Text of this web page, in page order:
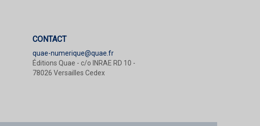
CONTACT
quae-numerique@quae.fr
Éditions Quae - c/o INRAE RD 10 -
78026 Versailles Cedex